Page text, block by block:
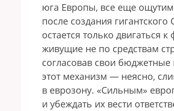
юга Европы, все еще
после создания
остается только двигаться
живущие не по средствам
согласовав свои
этот механизм — неясно,
в еврозону. «Сильным»
и убеждать их вести